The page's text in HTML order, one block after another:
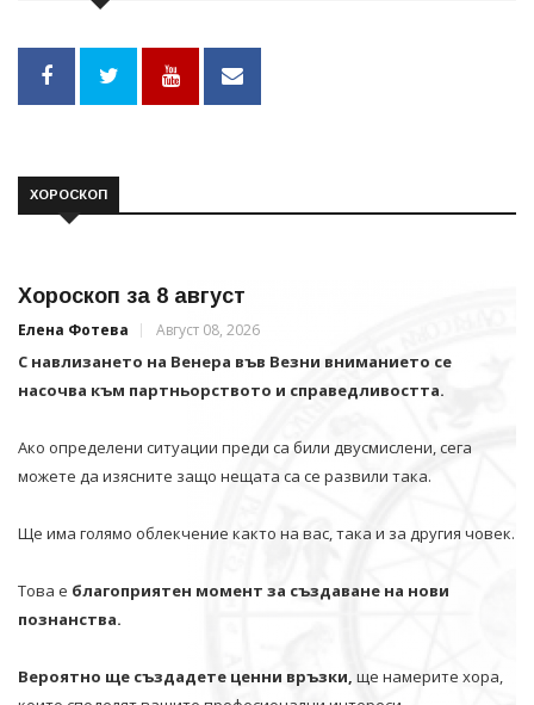
ХОРОСКОП
Хороскоп за 8 август
Елена Фотева Август 08, 2026
С навлизането на Венера във Везни вниманието се
насочва към партньорството и справедливостта.
Ако определени ситуации преди са били двусмислени, сега
можете да изясните защо нещата са се развили така.
Ще има голямо облекчение както на вас, така и за другия човек.
Това е благоприятен момент за създаване на нови
познанства.
Вероятно ще създадете ценни връзки, ще намерите хора,